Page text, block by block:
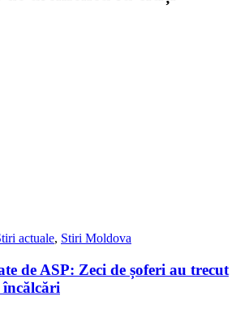
actuale, Stiri Moldova
de ASP: Zeci de șoferi au trecut
încălcări